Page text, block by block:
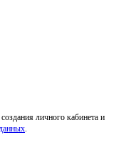
личного кабинета и
.